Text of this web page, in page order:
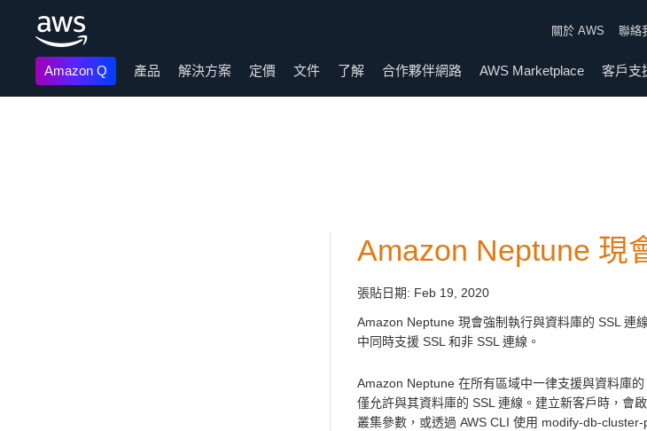
關於 AWS 聯絡
Amazon Q 產品 解決方案 定價 文件 了解 合作夥伴網路 AWS Marketplace 客戶支
Amazon Neptune 現
張貼日期: Feb 19, 2020
Amazon Neptune 現會強制執行與資料庫的 SSL 連
中同時支援 SSL 和非 SSL 連線。
Amazon Neptune 在所有區域中一律支援與資料庫
僅允許與其資料庫的 SSL 連線。建立新客戶時，會
叢集參數，或透過 AWS CLI 使用 modify-db-